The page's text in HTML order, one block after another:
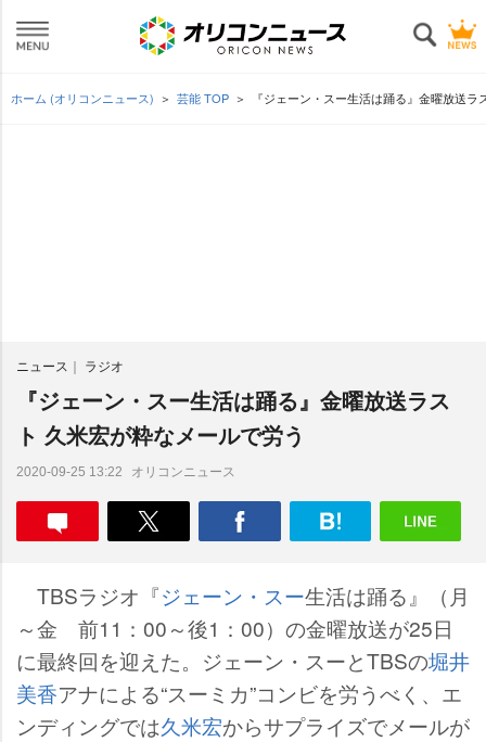
ホーム (オリコンニュース) 芸能 TOP 『ジェーン・スー生活は踊る』金曜放送
ニュース ラジオ
『ジェーン・スー生活は踊る』金曜放送ラス
ト 久米宏が粋なメールで労う
2020-09-25 13:22 オリコンニュース
TBSラジオ『ジェーン・スー生活は踊る』（月
～金 前11：00～後1：00）の金曜放送が25日
に最終回を迎えた。ジェーン・スーとTBSの堀井
美香アナによる“スーミカ”コンビを労うべく、エ
ンディングでは久米宏からサプライズでメールが